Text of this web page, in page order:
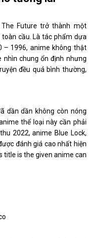
Future trở thành một
cầu. Là tác phẩm dựa
– 1996, anime không thật
nhìn chung ổn định nhưng
đều quá bình thường,
dần dần không còn nóng
thể loại này cần phải
2022, anime Blue Lock,
đánh giá cao nhất hiện
title is the given anime can